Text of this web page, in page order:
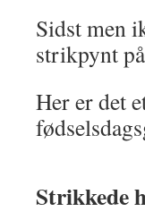
Sidst men
strikpynt
Her er det
Strikkede